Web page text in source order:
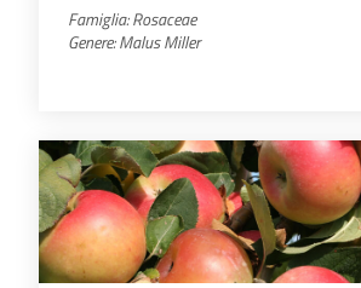
Famiglia: Rosaceae
Genere:MalusMiller